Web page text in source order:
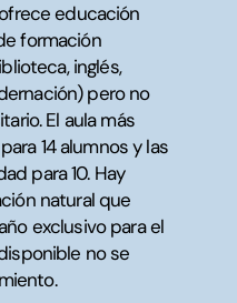
educación
formación
inglés,
pero no
El aula más
14 alumnos y las
para 10. Hay
natural que
exclusivo para el
no se